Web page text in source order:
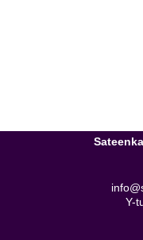
Y-